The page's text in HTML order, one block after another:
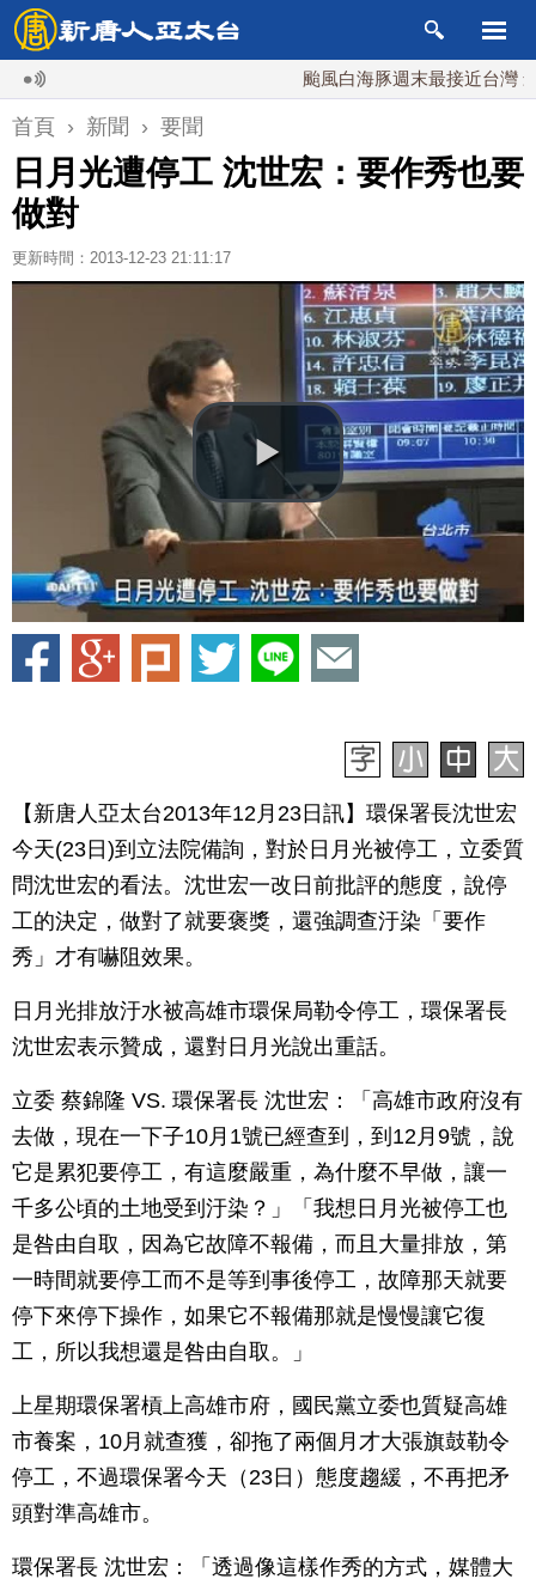
颱風白海豚週末最接近台灣 最快9
首頁 › 新聞 › 要聞
日月光遭停工 沈世宏：要作秀也要
做對
更新時間：2013-12-23 21:11:17
【新唐人亞太台2013年12月23日訊】環保署長沈世宏
今天(23日)到立法院備詢，對於日月光被停工，立委質
問沈世宏的看法。沈世宏一改日前批評的態度，說停
工的決定，做對了就要褒獎，還強調查汙染「要作
秀」才有嚇阻效果。
日月光排放汙水被高雄市環保局勒令停工，環保署長
沈世宏表示贊成，還對日月光說出重話。
立委 蔡錦隆 VS. 環保署長 沈世宏：「高雄市政府沒有
去做，現在一下子10月1號已經查到，到12月9號，說
它是累犯要停工，有這麼嚴重，為什麼不早做，讓一
千多公頃的土地受到汙染？」「我想日月光被停工也
是咎由自取，因為它故障不報備，而且大量排放，第
一時間就要停工而不是等到事後停工，故障那天就要
停下來停下操作，如果它不報備那就是慢慢讓它復
工，所以我想還是咎由自取。」
上星期環保署槓上高雄市府，國民黨立委也質疑高雄
市養案，10月就查獲，卻拖了兩個月才大張旗鼓勒令
停工，不過環保署今天（23日）態度趨緩，不再把矛
頭對準高雄市。
環保署長 沈世宏：「透過像這樣作秀的方式，媒體大